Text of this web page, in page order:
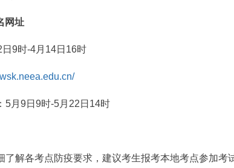
网址
9时-4月14日16时
9日9时-5月22日14时
各考点防疫要求，建议考生报考本地考点参加考